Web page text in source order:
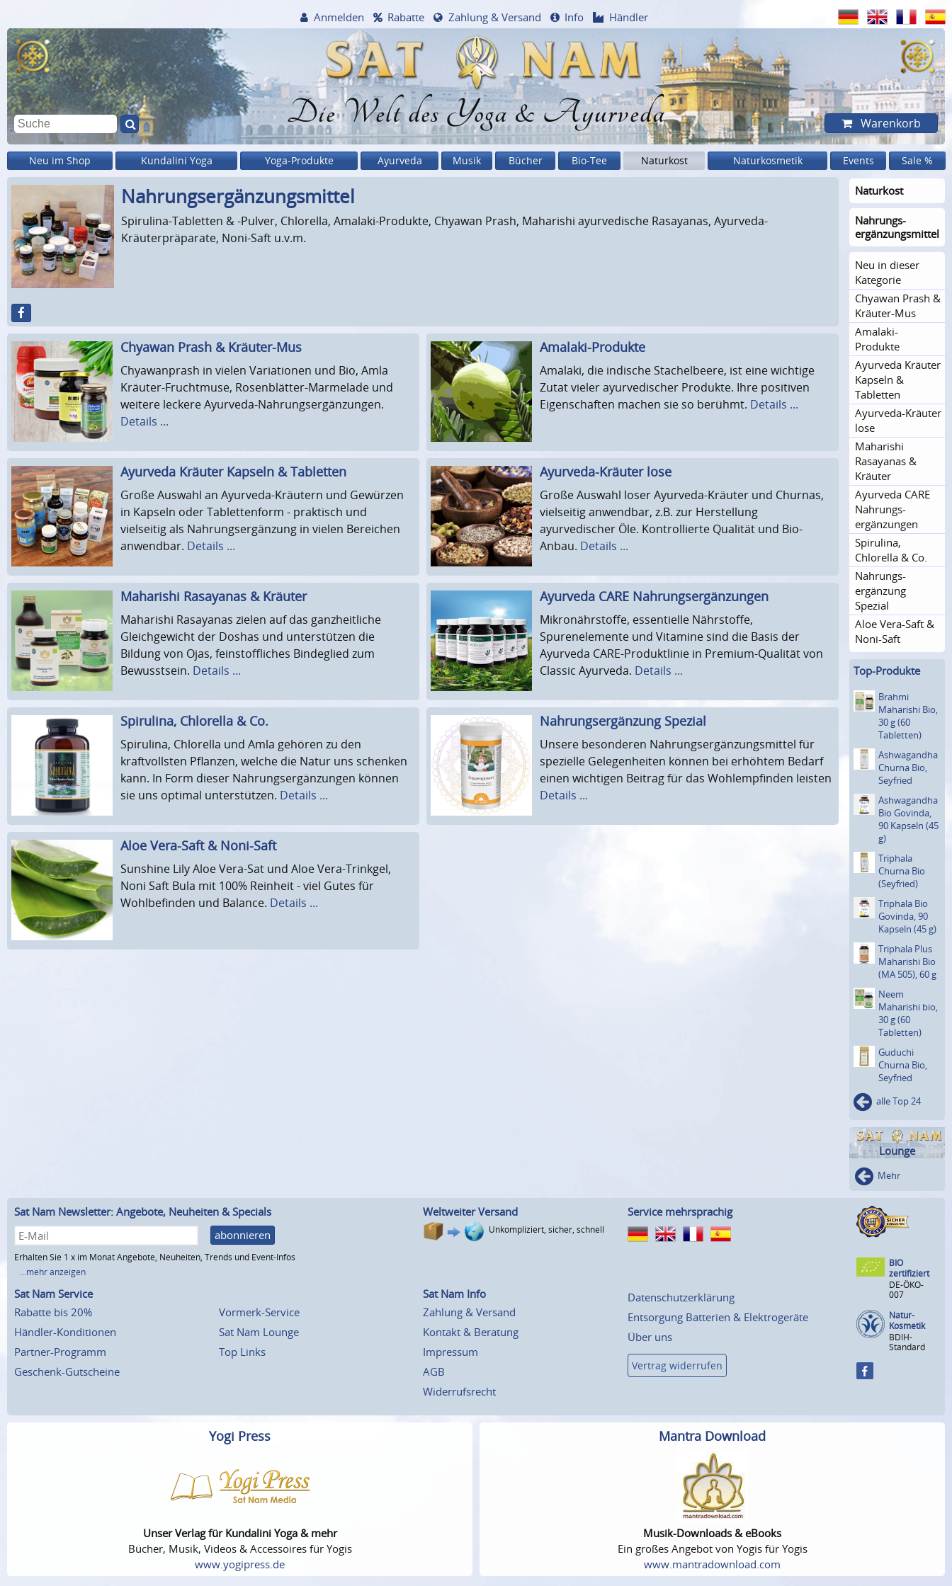
Die Welt des Yoga & Ayurveda
Anmelden Rabatte Zahlung & Versand Info Händler
Warenkorb
Neu im Shop Kundalini Yoga Yoga-Produkte Ayurveda Musik Bücher Bio-Tee Naturkost Naturkosmetik Events Sale %
Nahrungs­ergänzungs­mittel
Spirulina-Tabletten & -Pulver, Chlorella, Amalaki-Produkte, Chyawan Prash, Maharishi ayurvedische Rasayanas, Ayurveda-
Kräuterpräparate, Noni-Saft u.v.m.
Chyawan Prash & Kräuter-Mus
Chyawanprash in vielen Variationen und Bio, Amla
Kräuter-Fruchtmuse, Rosenblätter-Marmelade und
weitere leckere Ayurveda-Nahrungsergänzungen.
Details ...
Amalaki-Produkte
Amalaki, die indische Stachelbeere, ist eine wichtige
Zutat vieler ayurvedischer Produkte. Ihre positiven
Eigenschaften machen sie so berühmt. Details ...
Ayurveda Kräuter Kapseln & Tabletten
Große Auswahl an Ayurveda-Kräutern und Gewürzen
in Kapseln oder Tablettenform - praktisch und
vielseitig als Nahrungsergänzung in vielen Bereichen
anwendbar. Details ...
Ayurveda-Kräuter lose
Große Auswahl loser Ayurveda-Kräuter und Churnas,
vielseitig anwendbar, z.B. zur Herstellung
ayurvedischer Öle. Kontrollierte Qualität und Bio-
Anbau. Details ...
Maharishi Rasayanas & Kräuter
Maharishi Rasayanas zielen auf das ganzheitliche
Gleichgewicht der Doshas und unterstützen die
Bildung von Ojas, feinstoffliches Bindeglied zum
Bewusstsein. Details ...
Ayurveda CARE Nahrungsergänzungen
Mikronährstoffe, essentielle Nährstoffe,
Spurenelemente und Vitamine sind die Basis der
Ayurveda CARE-Produktlinie in Premium-Qualität von
Classic Ayurveda. Details ...
Spirulina, Chlorella & Co.
Spirulina, Chlorella und Amla gehören zu den
kraftvollsten Pflanzen, welche die Natur uns schenken
kann. In Form dieser Nahrungsergänzungen können
sie uns optimal unterstützen. Details ...
Nahrungsergänzung Spezial
Unsere besonderen Nahrungsergänzungsmittel für
spezielle Gelegenheiten können bei erhöhtem Bedarf
einen wichtigen Beitrag für das Wohlempfinden leisten
Details ...
Aloe Vera-Saft & Noni-Saft
Sunshine Lily Aloe Vera-Sat und Aloe Vera-Trinkgel,
Noni Saft Bula mit 100% Reinheit - viel Gutes für
Wohlbefinden und Balance. Details ...
Naturkost
Nahrungs­
ergänzungs­mittel
Neu in dieser
Kategorie
Chyawan Prash &
Kräuter-Mus
Amalaki-
Produkte
Ayurveda Kräuter
Kapseln &
Tabletten
Ayurveda-Kräuter
lose
Maharishi
Rasayanas &
Kräuter
Ayurveda CARE
Nahrungs­
ergänzungen
Spirulina,
Chlorella & Co.
Nahrungs­
ergänzung
Spezial
Aloe Vera-Saft &
Noni-Saft
Top-Produkte
Brahmi
Maharishi Bio,
30 g (60
Tabletten)
Ashwagan­dha
Churna Bio,
Seyfried
Ashwagan­dha
Bio Govinda,
90 Kapseln (45
g)
Triphala
Churna Bio
(Seyfried)
Triphala Bio
Govinda, 90
Kapseln (45 g)
Triphala Plus
Maharishi Bio
(MA 505), 60 g
Neem
Maharishi bio,
30 g (60
Tabletten)
Guduchi
Churna Bio,
Seyfried
alle Top 24
Lounge
Mehr
Sat Nam Newsletter: Angebote, Neuheiten & Specials
abonnieren
Erhalten Sie 1 x im Monat Angebote, Neuheiten, Trends und Event-Infos
...mehr anzeigen
Weltweiter Versand
Unkompliziert, sicher, schnell
Service mehrsprachig
Sat Nam Service
Rabatte bis 20%
Händler-Konditionen
Partner-Programm
Geschenk-Gutscheine
Vormerk-Service
Sat Nam Lounge
Top Links
Sat Nam Info
Zahlung & Versand
Kontakt & Beratung
Impressum
AGB
Widerrufsrecht
Datenschutzerklärung
Entsorgung Batterien & Elektrogeräte
Über uns
Vertrag widerrufen
BIO
zertifiziert
DE-ÖKO-
007
Natur-
Kosmetik
BDIH-
Standard
Yogi Press
Unser Verlag für Kundalini Yoga & mehr
Bücher, Musik, Videos & Accessoires für Yogis
www.yogipress.de
Mantra Download
Musik-Downloads & eBooks
Ein großes Angebot von Yogis für Yogis
www.mantradownload.com